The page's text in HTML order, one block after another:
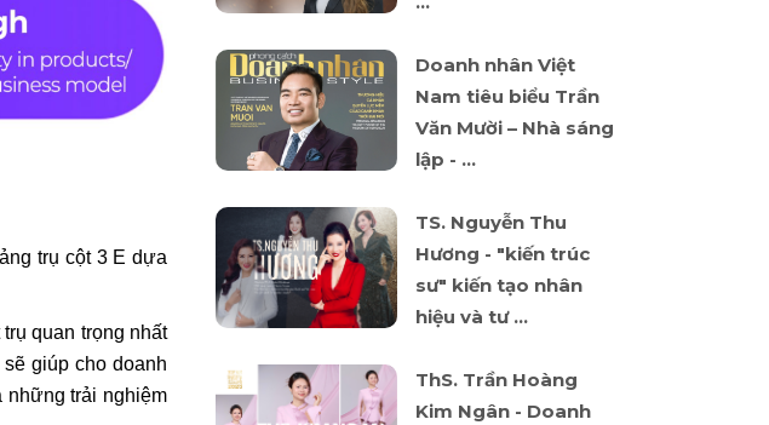
trụ cột 3 E dựa
quan trọng nhất
giúp cho doanh
những trải nghiệm
Doanh nhân Việt
Nam tiêu biểu Trần
Văn Mười – Nhà sáng
lập - ...
TS. Nguyễn Thu
Hương - "kiến trúc
sư" kiến tạo nhân
hiệu và tư ...
ThS. Trần Hoàng
Kim Ngân - Doanh